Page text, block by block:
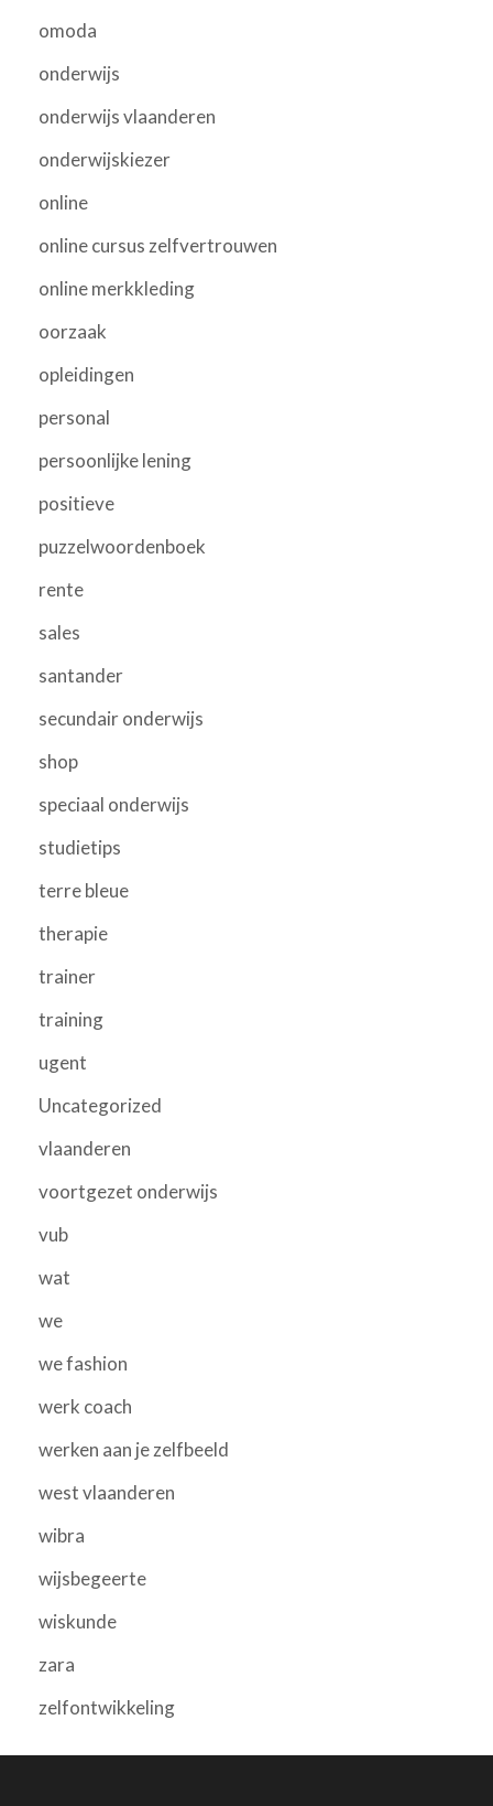
omoda
onderwijs
onderwijs vlaanderen
onderwijskiezer
online
online cursus zelfvertrouwen
online merkkleding
oorzaak
opleidingen
personal
persoonlijke lening
positieve
puzzelwoordenboek
rente
sales
santander
secundair onderwijs
shop
speciaal onderwijs
studietips
terre bleue
therapie
trainer
training
ugent
Uncategorized
vlaanderen
voortgezet onderwijs
vub
wat
we
we fashion
werk coach
werken aan je zelfbeeld
west vlaanderen
wibra
wijsbegeerte
wiskunde
zara
zelfontwikkeling